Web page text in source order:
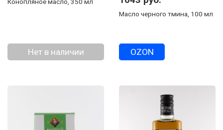
Нет в наличии
Масло черного тмина, 100 мл
OZON